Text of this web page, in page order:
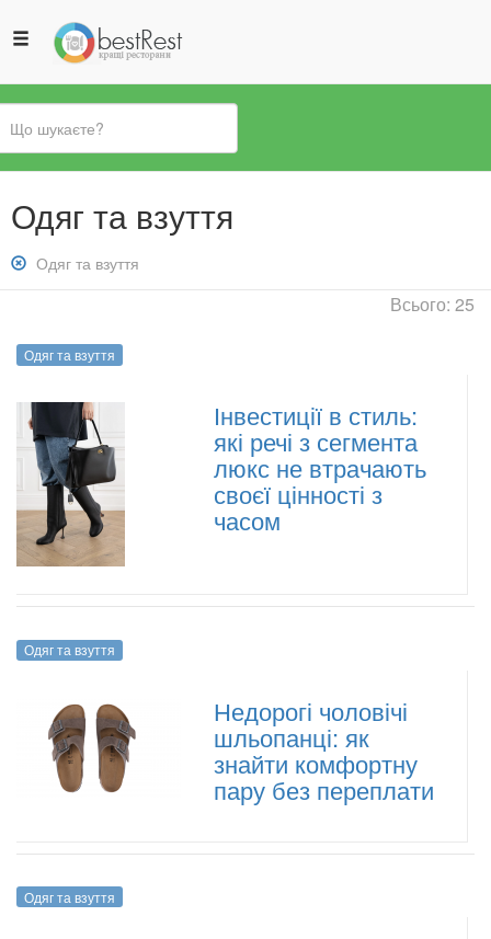
Ви
є
тут
Одяг та взуття
Зняти
фільтр:
взуття
Одяг та взуття
Всього: 25
Одяг та взуття
Інвестиції в стиль:
які речі з сегмента
люкс не втрачають
своєї цінності з
часом
Одяг та взуття
Недорогі чоловічі
шльопанці: як
знайти комфортну
пару без переплати
Одяг та взуття